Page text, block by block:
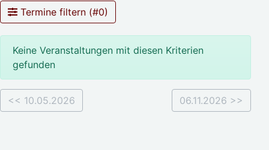
Termine filtern (#0)
Keine Veranstaltungen mit diesen Kriterien
gefunden
<< 10.05.2026 06.11.2026 >>